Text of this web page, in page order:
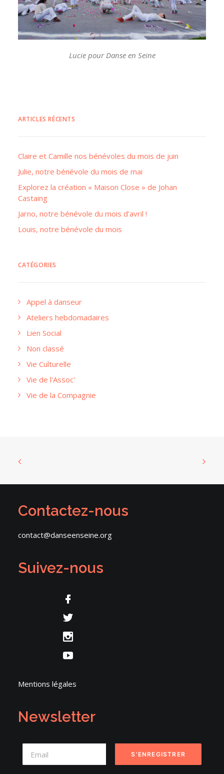
Lucie pour Danse en Seine
ARTICLES RÉCENTS
Claire et Camille nos bénévoles du mois de juin
Julie, notre bénévole du mois de mai
Explorez la création « Maison Close » de Johan
Castaing
Jarno, notre bénévole du mois d’avril !
Louis, notre bénévole du mois
CATÉGORIES
Appel à danseur
Ateliers hebdomadaires
Lien Social
Non classé
Vie Culturelle
Vie de l'Assoc'
Vie de la Compagnie
Contactez-nous
contact@danseenseine.org
Suivez-nous
Mentions légales
Newsletter